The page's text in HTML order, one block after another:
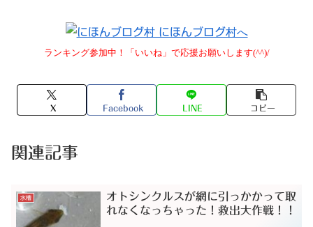
ランキング参加中！「いいね」で応援お願いします(^^)/
X Facebook LINE コピー
関連記事
水槽
オトシンクルスが網に引っかかって取
れなくなっちゃった！救出大作戦！！